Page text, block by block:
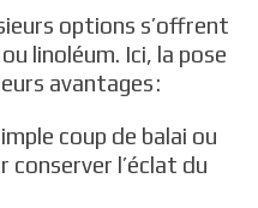
options s’offrent
linoléum. Ici, la pose
avantages :
coup de balai ou
conserver l’éclat du